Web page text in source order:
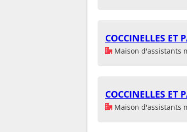
COCCINELLES ET
Maison d'assistants
COCCINELLES ET
Maison d'assistants